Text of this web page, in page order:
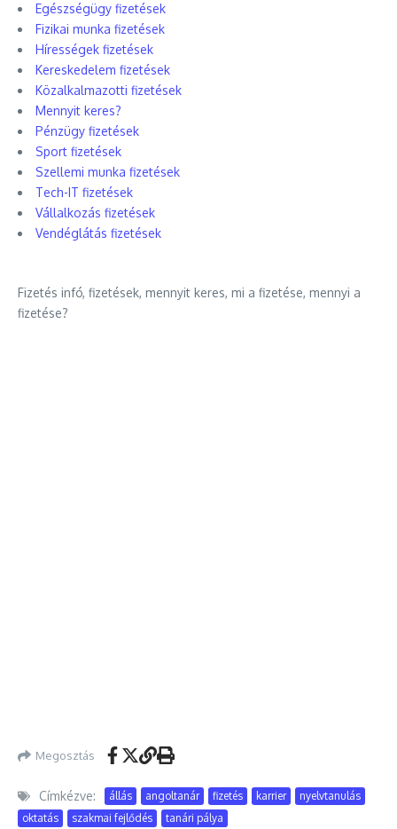
Egészségügy fizetések
Fizikai munka fizetések
Hírességek fizetések
Kereskedelem fizetések
Közalkalmazotti fizetések
Mennyit keres?
Pénzügy fizetések
Sport fizetések
Szellemi munka fizetések
Tech-IT fizetések
Vállalkozás fizetések
Vendéglátás fizetések
Fizetés infó, fizetések, mennyit keres, mi a fizetése, mennyi a
fizetése?
Megosztás
Címkézve: állás angoltanár fizetés karrier
nyelvtanulás
oktatás
szakmai fejlődés tanári pálya